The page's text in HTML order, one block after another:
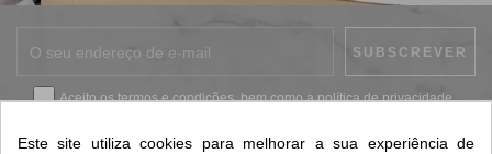
Aceito ostermos e condições, bem como apolítica de privacidade.
Este site utiliza cookies para melhorar a sua experiência de